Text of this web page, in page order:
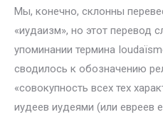
Мы, конечно, склонны
«иудаизм», но этот перевод
упоминании термина
сводилось к обозначению
«совокупность всех тех
иудеев иудеями (или евреев